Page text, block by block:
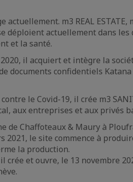
actuellement. m3 REAL
déploient actuellement dans
et la santé.
il acquiert et intègre la
documents confidentiels
le Covid-19, il crée m3
aux entreprises et aux privés
de Chaffoteaux & Maury à
2021, le site commence à
la production.
il crée et ouvre, le 13 novembre